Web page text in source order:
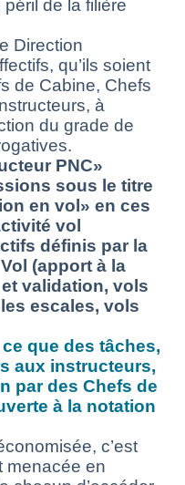
de la filière
Direction
qu’ils soient
de Cabine, Chefs
à
du grade de
PNC»
sous le titre
en vol» en ces
vol
définis par la
(apport à la
validation, vols
escales, vols
que des tâches,
aux instructeurs,
par des Chefs de
à la notation
c’est
menacée en